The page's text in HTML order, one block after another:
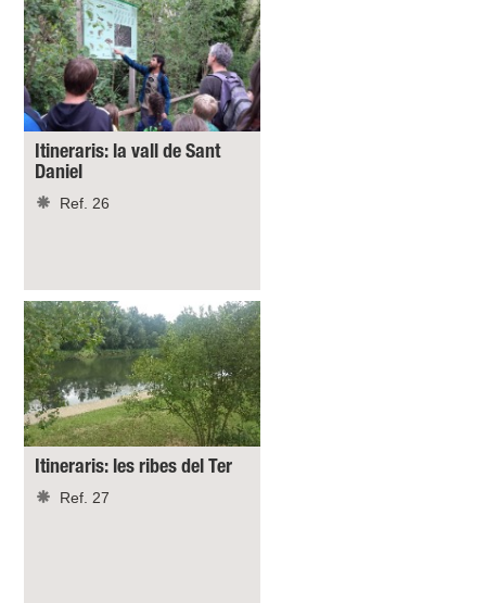
Itineraris: la vall de Sant
Daniel
Ref. 26
Itineraris: les ribes del Ter
Ref. 27